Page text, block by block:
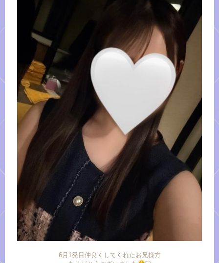
6月1発目仲良くしてくれたお兄様方